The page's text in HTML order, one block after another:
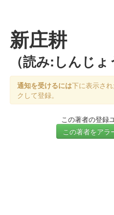
新庄耕
（読み:しんじょ
通知を受けるには下に表示さ
クして登録。
この著者の登録
この著者をアラ